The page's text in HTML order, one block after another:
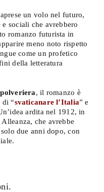
un volo nel futuro,
sociali che avrebbero
romanzo futurista in
meno noto rispetto
come un profetico
della letteratura
, il romanzo è
di “svaticanare l’Italia” e
ardita nel 1912, in
che avrebbe
due anni dopo, con